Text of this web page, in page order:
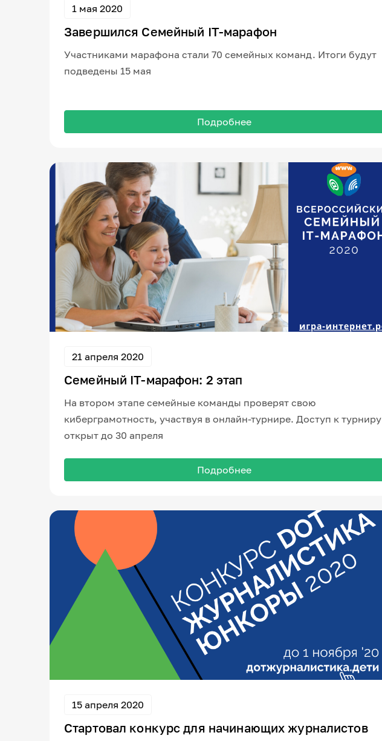
1 мая 2020
Завершился Семейный IT-марафон
Участниками марафона стали 70 семейных команд. Итоги будут
подведены 15 мая
Подробнее
21 апреля 2020
Семейный IT-марафон: 2 этап
На втором этапе семейные команды проверят свою
киберграмотность, участвуя в онлайн-турнире. Доступ к турниру
открыт до 30 апреля
Подробнее
15 апреля 2020
Стартовал конкурс для начинающих журналистов